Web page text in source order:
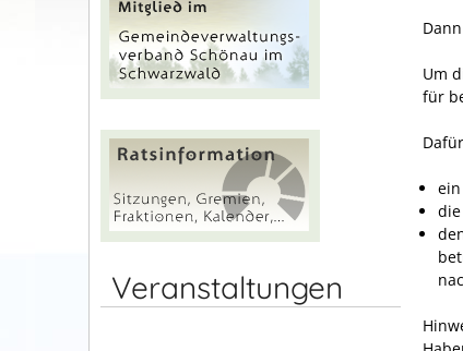
Veranstaltungen
Um
für